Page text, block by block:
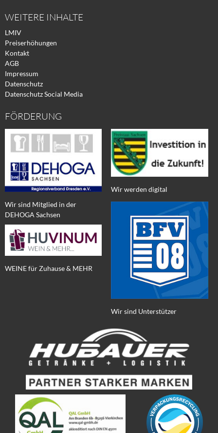
WEITERE INHALTE
LMIV
Preiserhöhungen
Kontakt
AGB
Impressum
Datenschutz
Datenschutz Social Media
FÖRDERUNG
Wir sind Mitglied in der
DEHOGA Sachsen
WEINE für Zuhause & MEHR
Wir werden digital
Wir sind Unterstützer